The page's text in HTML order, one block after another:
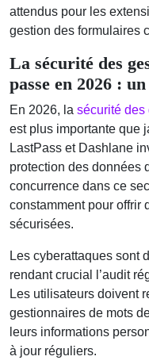
attendus pour les
gestion des formulaires
La sécurité des
passe en 2026 :
En 2026, la sécurité des
est plus importante que
LastPass et Dashlane
protection des données
concurrence dans ce
constamment pour offrir
sécurisées.
Les cyberattaques sont
rendant crucial l’audit
Les utilisateurs doivent
gestionnaires de mots
leurs informations
à jour réguliers.